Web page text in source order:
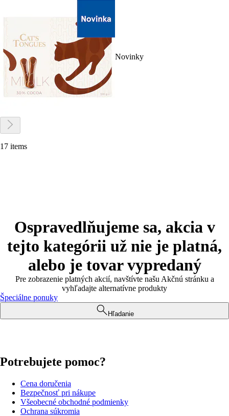
Novinky
17 items
Ospravedlňujeme sa, akcia v
tejto kategórii už nie je platná,
alebo je tovar vypredaný
Pre zobrazenie platných akcií, navštívte našu Akčnú stránku a
vyhľadajte alternatívne produkty
Špeciálne ponuky
Hľadanie
Potrebujete pomoc?
Cena doručenia
Bezpečnosť pri nákupe
Všeobecné obchodné podmienky
Ochrana súkromia